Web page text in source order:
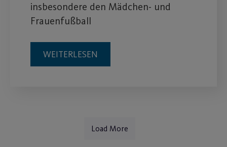
insbesondere den Mädchen- und
Frauenfußball
WEITERLESEN
Load More